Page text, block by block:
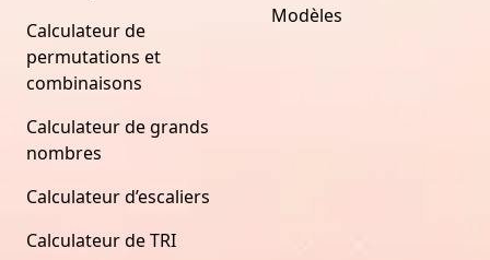
Calculateur de
permutations et
combinaisons
Calculateur de grands
nombres
Calculateur d’escaliers
Calculateur de TRI
Modèles